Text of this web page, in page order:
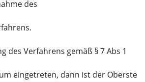
des
des Verfahrens gemäß § 7 Abs 1
eingetreten, dann ist der Oberste